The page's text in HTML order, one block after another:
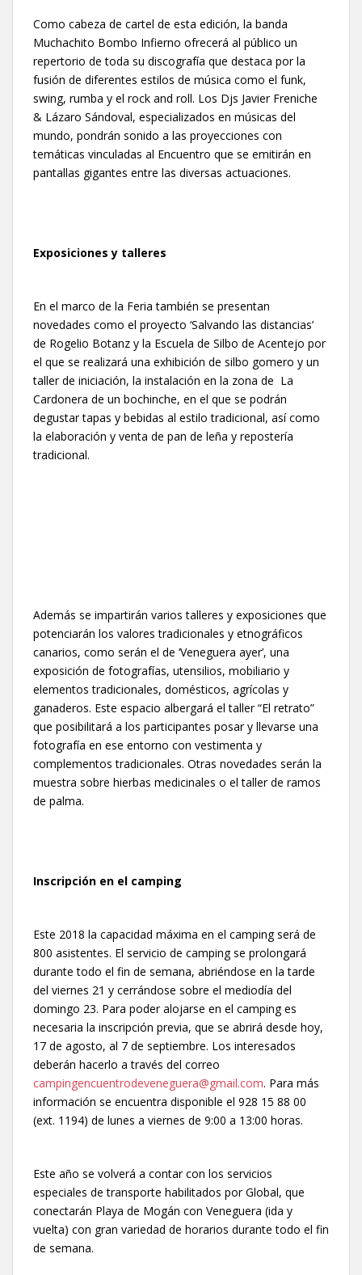
Como cabeza de cartel de esta edición, la banda
Muchachito Bombo Infierno ofrecerá al público un
repertorio de toda su discografía que destaca por la
fusión de diferentes estilos de música como el funk,
swing, rumba y el rock and roll. Los Djs Javier Freniche
& Lázaro Sándoval, especializados en músicas del
mundo, pondrán sonido a las proyecciones con
temáticas vinculadas al Encuentro que se emitirán en
pantallas gigantes entre las diversas actuaciones.
Exposiciones y talleres
En el marco de la Feria también se presentan
novedades como el proyecto ‘Salvando las distancias’
de Rogelio Botanz y la Escuela de Silbo de Acentejo por
el que se realizará una exhibición de silbo gomero y un
taller de iniciación, la instalación en la zona de La
Cardonera de un bochinche, en el que se podrán
degustar tapas y bebidas al estilo tradicional, así como
la elaboración y venta de pan de leña y repostería
tradicional.
Además se impartirán varios talleres y exposiciones que
potenciarán los valores tradicionales y etnográficos
canarios, como serán el de ‘Veneguera ayer’, una
exposición de fotografías, utensilios, mobiliario y
elementos tradicionales, domésticos, agrícolas y
ganaderos. Este espacio albergará el taller “El retrato”
que posibilitará a los participantes posar y llevarse una
fotografía en ese entorno con vestimenta y
complementos tradicionales. Otras novedades serán la
muestra sobre hierbas medicinales o el taller de ramos
de palma.
Inscripción en el camping
Este 2018 la capacidad máxima en el camping será de
800 asistentes. El servicio de camping se prolongará
durante todo el fin de semana, abriéndose en la tarde
del viernes 21 y cerrándose sobre el mediodía del
domingo 23. Para poder alojarse en el camping es
necesaria la inscripción previa, que se abrirá desde hoy,
17 de agosto, al 7 de septiembre. Los interesados
deberán hacerlo a través del correo
campingencuentrodeveneguera@gmail.com. Para más
información se encuentra disponible el 928 15 88 00
(ext. 1194) de lunes a viernes de 9:00 a 13:00 horas.
Este año se volverá a contar con los servicios
especiales de transporte habilitados por Global, que
conectarán Playa de Mogán con Veneguera (ida y
vuelta) con gran variedad de horarios durante todo el fin
de semana.